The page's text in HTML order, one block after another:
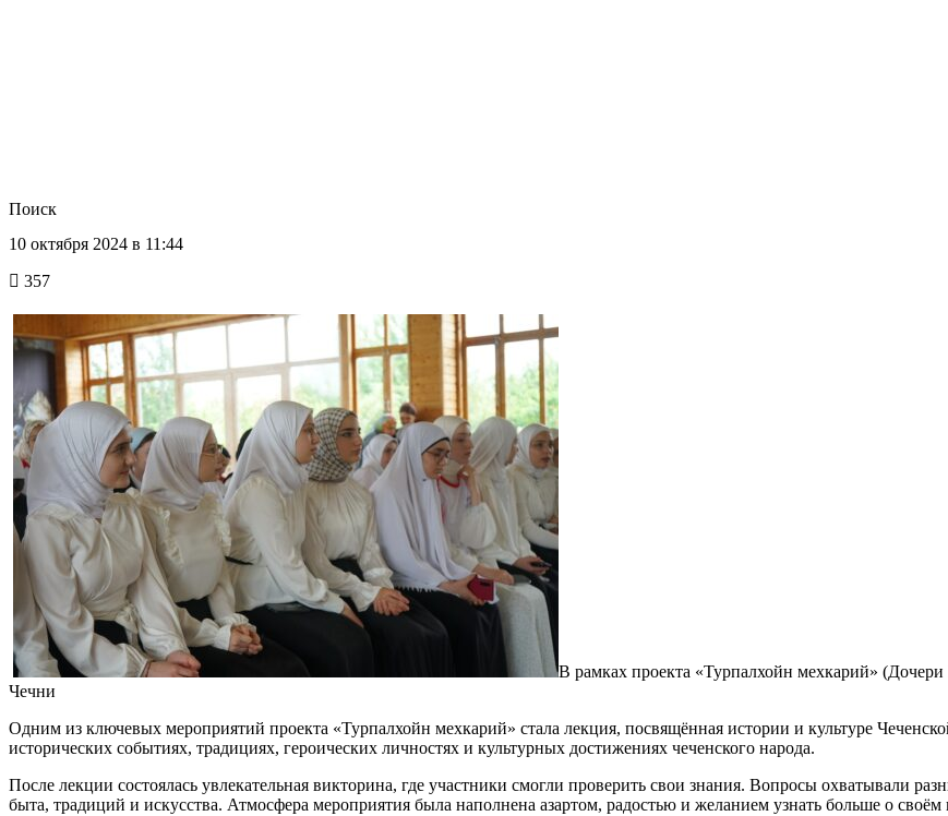
Поиск
10 октября 2024 в 11:44
357
В рамках проекта «Турпалхойн мехкарий»
Чечни
Одним из ключевых мероприятий проекта «Турпалхойн мехкарий» стала лекция, посвящённая истории и культуре
исторических событиях, традициях, героических личностях и культурных достижениях чеченского народа.
После лекции состоялась увлекательная викторина, где участники смогли проверить свои знания. Вопросы охватывали
быта, традиций и искусства. Атмосфера мероприятия была наполнена азартом, радостью и желанием узнать больше о своём